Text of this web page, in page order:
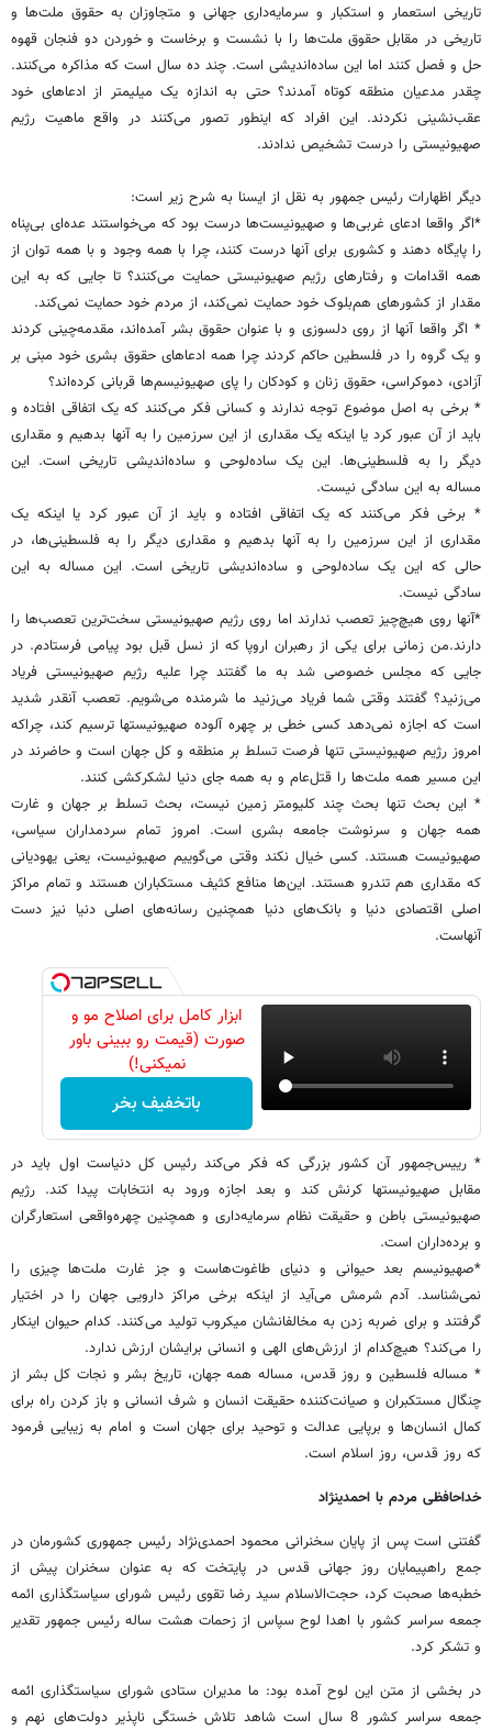
تاریخی استعمار و استکبار و سرمایه‌داری جهانی و متجاوزان به حقوق ملت‌ها و
تاریخی در مقابل حقوق ملت‌ها را با نشست و برخاست و خوردن دو فنجان قهوه
حل و فصل کنند اما این ساده‌اندیشی است. چند ده سال است که مذاکره می‌کنند.
چقدر مدعیان منطقه کوتاه آمدند؟ حتی به اندازه یک میلیمتر از ادعاهای خود
عقب‌نشینی نکردند. این افراد که اینطور تصور می‌کنند در واقع ماهیت رژیم
صهیونیستی را درست تشخیص ندادند.
دیگر اظهارات رئیس جمهور به نقل از ایسنا به شرح زیر است:
*اگر واقعا ادعای غربی‌ها و صهیونیست‌ها درست بود که می‌خواستند عده‌ای بی‌پناه
را پایگاه دهند و کشوری برای آنها درست کنند، چرا با همه وجود و با همه توان از
همه اقدامات و رفتارهای رژیم صهیونیستی حمایت می‌کنند؟ تا جایی که به این
مقدار از کشورهای هم‌بلوک خود حمایت نمی‌کند، از مردم خود حمایت نمی‌کند.
* اگر واقعا آنها از روی دلسوزی و با عنوان حقوق بشر آمده‌اند، مقدمه‌چینی کردند
و یک گروه را در فلسطین حاکم کردند چرا همه ادعاهای حقوق بشری خود مبنی بر
آزادی،‌ دموکراسی، حقوق زنان و کودکان را پای صهیونیسم‌ها قربانی کرده‌اند؟
* برخی به اصل موضوع توجه ندارند و کسانی فکر می‌کنند که یک اتفاقی افتاده و
باید از آن عبور کرد یا اینکه یک مقداری از این سرزمین را به آنها بدهیم و مقداری
دیگر را به فلسطینی‌ها. این یک ساده‌لوحی و ساده‌اندیشی تاریخی است. این
مساله به این سادگی نیست.
* برخی فکر می‌کنند که یک اتفاقی افتاده و باید از آن عبور کرد یا اینکه یک
مقداری از این سرزمین را به آنها بدهیم و مقداری دیگر را به فلسطینی‌ها، در
حالی که این یک ساده‌لوحی و ساده‌اندیشی تاریخی است. این مساله به این
سادگی نیست.
*آنها روی هیچ‌چیز تعصب ندارند اما روی رژیم صهیونیستی سخت‌ترین تعصب‌ها را
دارند.من زمانی برای یکی از رهبران اروپا که از نسل قبل بود پیامی فرستادم. در
جایی که مجلس خصوصی شد به ما گفتند چرا علیه رژیم صهیونیستی فریاد
می‌زنید؟ گفتند وقتی شما فریاد می‌زنید ما شرمنده می‌شویم. تعصب آنقدر شدید
است که اجازه نمی‌دهد کسی خطی بر چهره آلوده صهیونیستها ترسیم کند، چراکه
امروز رژیم صهیونیستی تنها فرصت تسلط بر منطقه و کل جهان است و حاضرند در
این مسیر همه ملت‌ها را قتل‌عام و به همه جای دنیا لشکرکشی کنند.
* این بحث تنها بحث چند کلیومتر زمین نیست، بحث تسلط بر جهان و غارت
همه جهان و سرنوشت جامعه بشری است. امروز تمام سردمداران سیاسی،
صهیونیست هستند. کسی خیال نکند وقتی می‌گوییم صهیونیست، یعنی یهودیانی
که مقداری هم تندرو هستند. این‌ها منافع کثیف مستکباران هستند و تمام مراکز
اصلی اقتصادی دنیا و بانک‌های دنیا همچنین رسانه‌های اصلی دنیا نیز دست
آنهاست.
ابزار کامل برای اصلاح مو و
صورت (قیمت رو ببینی باور
نمیکنی!)
باتخفیف بخر
* رییس‌جمهور آن کشور بزرگی که فکر می‌کند رئیس کل دنیاست اول باید در
مقابل صهیونیستها کرنش کند و بعد اجازه ورود به انتخابات پیدا کند. رژیم
صهیونیستی باطن و حقیقت نظام سرمایه‌داری و همچنین چهره‌واقعی استعارگران
و برده‌داران است.
*صهیونیسم بعد حیوانی و دنیای طاغوت‌هاست و جز غارت ملت‌ها چیزی را
نمی‌شناسد. آدم شرمش می‌آید از اینکه برخی مراکز دارویی جهان را در اختیار
گرفتند و برای ضربه زدن به مخالفانشان میکروب تولید می‌کنند. کدام حیوان اینکار
را می‌کند؟ هیچ‌کدام از ارزش‌های الهی و انسانی برایشان ارزش ندارد.
* مساله فلسطین و روز قدس، مساله همه جهان، تاریخ بشر و نجات کل بشر از
چنگال مستکبران و صیانت‌کننده حقیقت انسان و شرف انسانی و باز کردن راه برای
کمال انسان‌ها و برپایی عدالت و توحید برای جهان است و امام به زیبایی فرمود
که روز قدس، روز اسلام است.
خداحافظی مردم با احمدی​نژاد
گفتنی است پس از پایان سخنرانی محمود احمدی‌نژاد رئیس جمهوری کشورمان در
جمع راهپیمایان روز جهانی قدس در پایتخت که به عنوان سخنران پیش از
خطبه‌ها صحبت کرد، حجت‌الاسلام سید رضا تقوی رئیس شورای سیاستگذاری ائمه
جمعه سراسر کشور با اهدا لوح سپاس از زحمات هشت ساله رئیس جمهور تقدیر
و تشکر کرد.
در بخشی از متن این لوح آمده بود: ما مدیران ستادی شورای سیاستگذاری ائمه
جمعه سراسر کشور 8 سال است شاهد تلاش خستگی ناپذیر دولت‌های نهم و